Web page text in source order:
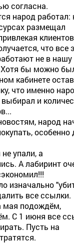
согласна.
народ работал:
размещал
что все
не в нашу
Хотя бы можно
кабинете
что именно
и
народ
особенно
упали, а
А лабиринт
изначально
все ссылки.
мая подождём,
С 1 июня все
Пусть на